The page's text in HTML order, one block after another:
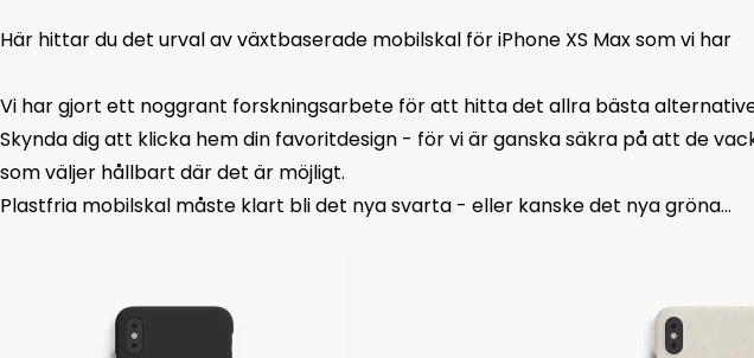
Här hittar du det urval av växtbaserade mobilskal för iPhone XS Max som vi har
Vi har gjort ett noggrant forskningsarbete för att hitta det allra bästa
Skynda dig att klicka hem din favoritdesign - för vi är ganska säkra på att de
som väljer hållbart där det är möjligt.
Plastfria mobilskal måste klart bli det nya svarta - eller kanske det nya gröna...